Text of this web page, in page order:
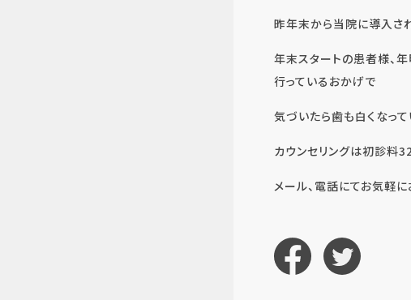
昨年末から当院に導入さ
年末スタートの患者様、
行っているおかげで
気づいたら歯も白くなっ
カウンセリングは初診料
メール、電話にてお気軽